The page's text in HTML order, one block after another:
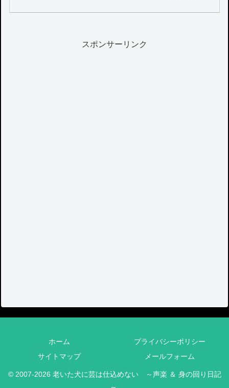
スポンサーリンク
ホーム
プライバシーポリシー
サイトマップ
メールフォーム
© 2007-2026 老いた犬に芸は仕込めない ～声楽 ＆ 身の回り日記